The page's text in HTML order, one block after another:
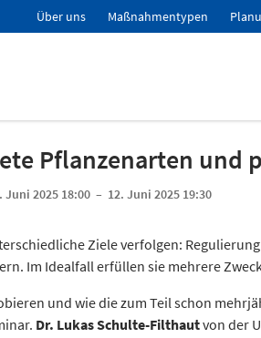
Über uns Maßnahmentypen
Pflanzenarten und
Juni 2025 18:00 – 12. Juni 2025 19:30
Ziele verfolgen:
Im Idealfall erfüllen sie mehrere
und wie die zum Teil schon
Dr. Lukas Schulte-Filthautvon der